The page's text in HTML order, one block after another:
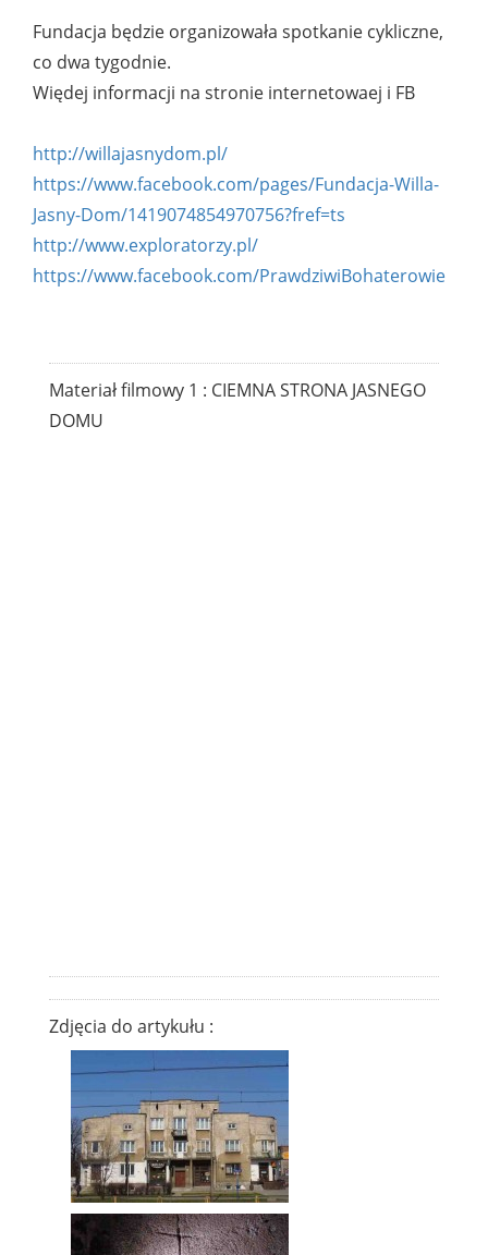
Fundacja będzie organizowała spotkanie cykliczne,
co dwa tygodnie.
Więdej informacji na stronie internetowaej i FB
http://willajasnydom.pl/
https://www.facebook.com/pages/Fundacja-Willa-
Jasny-Dom/1419074854970756?fref=ts
http://www.exploratorzy.pl/
https://www.facebook.com/PrawdziwiBohaterowie
Materiał filmowy 1 : CIEMNA STRONA JASNEGO
DOMU
Zdjęcia do artykułu :